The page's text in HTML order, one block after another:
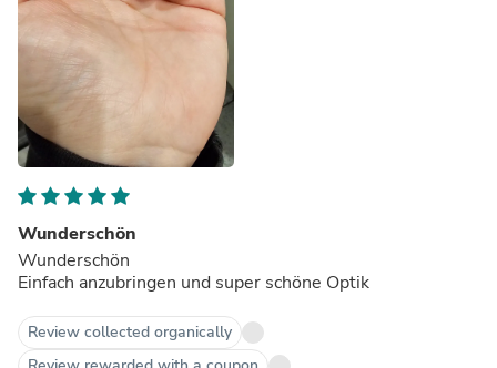
Wunderschön
Wunderschön
Einfach anzubringen und super schöne Optik
Review collected organically